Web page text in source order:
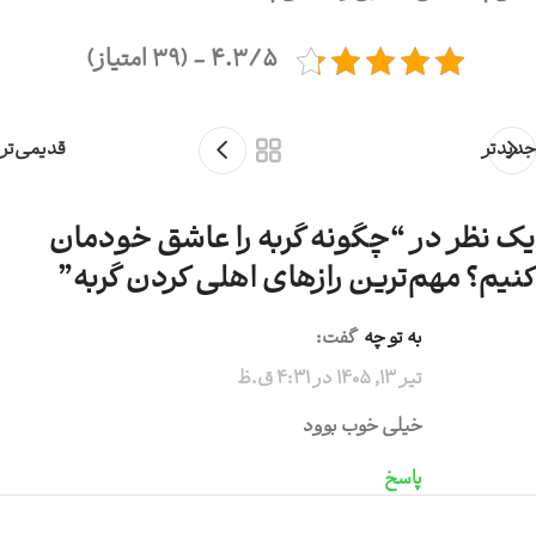
4.3/5 - (39 امتیاز)
جدیدتر قدیمی‌تر
یک نظر در “چگونه گربه را عاشق خودمان
کنیم؟ مهم‌ترین رازهای اهلی کردن گربه”
به تو چه گفت:
تیر 13, 1405 در 4:31 ق.ظ
خیلی خوب بوود
پاسخ